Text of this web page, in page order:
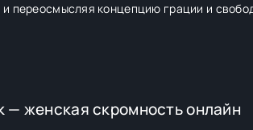
переосмысляя концепцию грации и
— женская скромность онлайн